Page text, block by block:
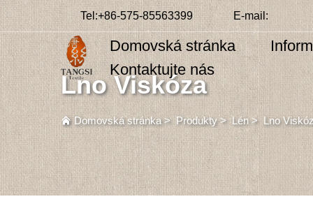
Tel:+86-575-85563399 E-mail:
Domovská stránka
Kontaktujte nás
Lno Viskóza
Domovská stránka> Produkty>Lén> Lno